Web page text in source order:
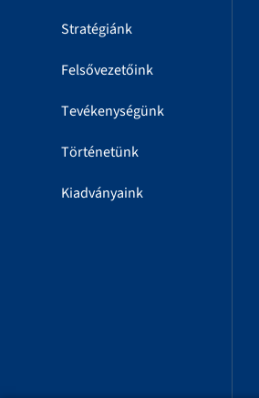
Stratégiánk
Felsővezetőink
Tevékenységünk
Történetünk
Kiadványaink